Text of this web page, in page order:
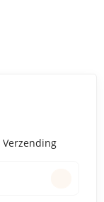
Verzending